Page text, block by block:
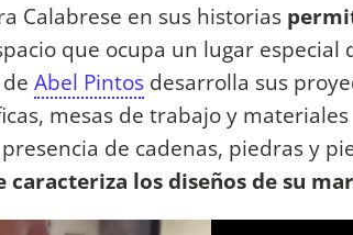
Calabrese en sus historias
que ocupa un lugar especial
Abel Pintos desarrolla sus
mesas de trabajo y materiales
de cadenas, piedras y
caracteriza los diseños de su